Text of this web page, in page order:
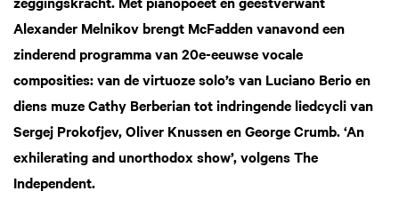
Alexander Melnikov brengt McFadden vanavond een
zinderend programma van 20e-eeuwse vocale
composities: van de virtuoze solo’s van Luciano Berio en
diens muze Cathy Berberian tot indringende liedcycli van
Sergej Prokofjev, Oliver Knussen en George Crumb. ‘An
exhilerating and unorthodox show’, volgens The
Independent.